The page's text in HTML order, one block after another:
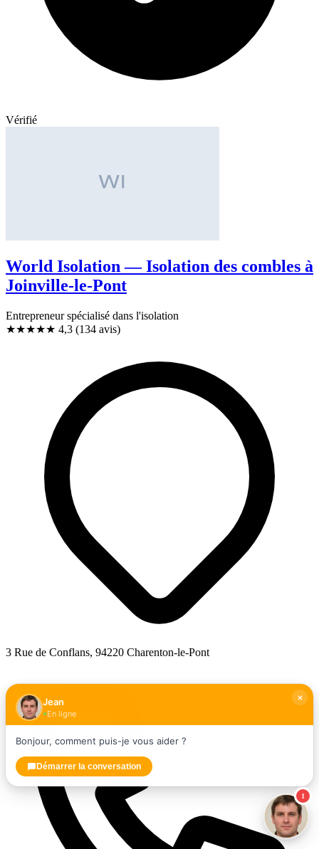
Vérifié
World Isolation — Isolation des combles à
Joinville-le-Pont
Entrepreneur spécialisé dans l'isolation
★★★★★ 4,3 (134 avis)
3 Rue de Conflans, 94220 Charenton-le-Pont
1
Jean
En ligne
Bonjour, comment puis-je vous aider ?
Démarrer la conversation